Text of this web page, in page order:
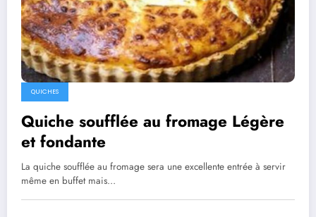
QUICHES
Quiche soufflée au fromage Légère
et fondante
La quiche soufflée au fromage sera une excellente entrée à servir
même en buffet mais…